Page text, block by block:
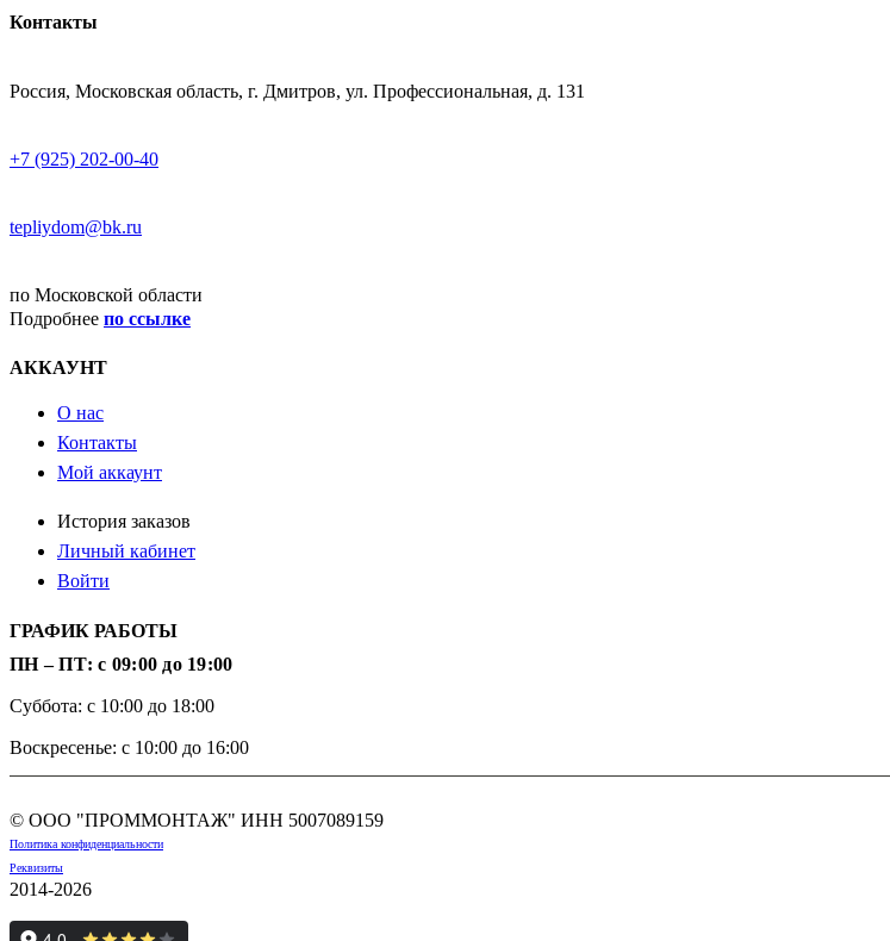
Контакты
Россия, Московская область, г. Дмитров, ул. Профессиональная, д. 131
+7 (925) 202-00-40
tepliydom@bk.ru
по Московской области
Подробнее по ссылке
АККАУНТ
О нас
Контакты
Мой аккаунт
История заказов
Личный кабинет
Войти
ГРАФИК РАБОТЫ
ПН – ПТ: с 09:00 до 19:00
Суббота: с 10:00 до 18:00
Воскресенье: с 10:00 до 16:00
© ООО "ПРОММОНТАЖ" ИНН 5007089159
Политика конфиденциальности
Реквизиты
2014-2026